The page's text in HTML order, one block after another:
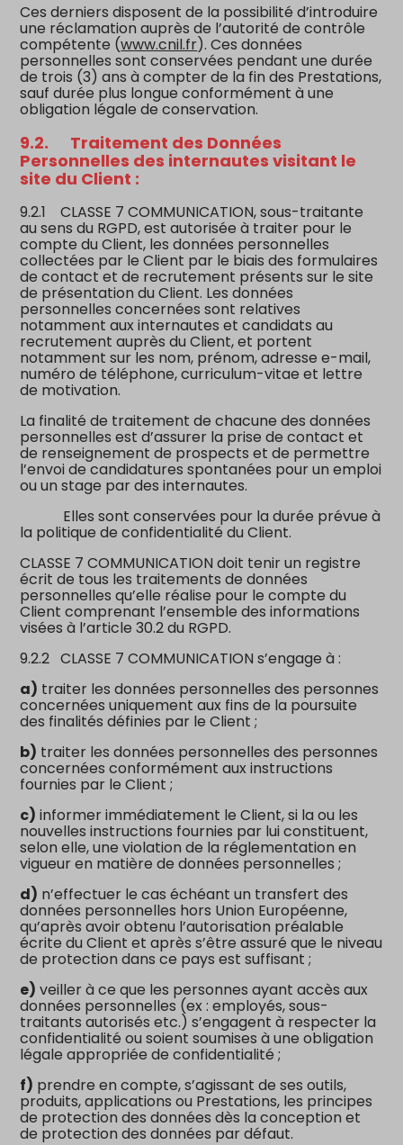
Ces derniers disposent de la possibilité d’introduire
une réclamation auprès de l’autorité de contrôle
compétente (www.cnil.fr). Ces données
personnelles sont conservées pendant une durée
de trois (3) ans à compter de la fin des Prestations,
sauf durée plus longue conformément à une
obligation légale de conservation.
9.2. Traitement des Données
Personnelles des internautes visitant le
site du Client :
9.2.1 CLASSE 7 COMMUNICATION, sous-traitante
au sens du RGPD, est autorisée à traiter pour le
compte du Client, les données personnelles
collectées par le Client par le biais des formulaires
de contact et de recrutement présents sur le site
de présentation du Client. Les données
personnelles concernées sont relatives
notamment aux internautes et candidats au
recrutement auprès du Client, et portent
notamment sur les nom, prénom, adresse e-mail,
numéro de téléphone, curriculum-vitae et lettre
de motivation.
La finalité de traitement de chacune des données
personnelles est d’assurer la prise de contact et
de renseignement de prospects et de permettre
l’envoi de candidatures spontanées pour un emploi
ou un stage par des internautes.
Elles sont conservées pour la durée prévue à
la politique de confidentialité du Client.
CLASSE 7 COMMUNICATION doit tenir un registre
écrit de tous les traitements de données
personnelles qu’elle réalise pour le compte du
Client comprenant l’ensemble des informations
visées à l’article 30.2 du RGPD.
9.2.2 CLASSE 7 COMMUNICATION s’engage à :
a) traiter les données personnelles des personnes
concernées uniquement aux fins de la poursuite
des finalités définies par le Client ;
b) traiter les données personnelles des personnes
concernées conformément aux instructions
fournies par le Client ;
c) informer immédiatement le Client, si la ou les
nouvelles instructions fournies par lui constituent,
selon elle, une violation de la réglementation en
vigueur en matière de données personnelles ;
d) n’effectuer le cas échéant un transfert des
données personnelles hors Union Européenne,
qu’après avoir obtenu l’autorisation préalable
écrite du Client et après s’être assuré que le niveau
de protection dans ce pays est suffisant ;
e) veiller à ce que les personnes ayant accès aux
données personnelles (ex : employés, sous-
traitants autorisés etc.) s’engagent à respecter la
confidentialité ou soient soumises à une obligation
légale appropriée de confidentialité ;
f) prendre en compte, s’agissant de ses outils,
produits, applications ou Prestations, les principes
de protection des données dès la conception et
de protection des données par défaut.